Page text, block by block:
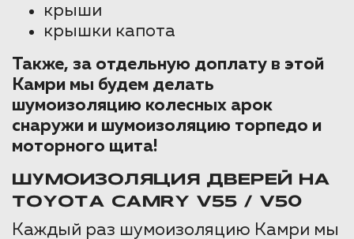
крыши
крышки капота
Также, за отдельную доплату в этой
Камри мы будем делать
шумоизоляцию колесных арок
снаружи и шумоизоляцию торпедо и
моторного щита!
ШУМОИЗОЛЯЦИЯ ДВЕРЕЙ НА
TOYOTA CAMRY V55 / V50
Каждый раз шумоизоляцию Камри мы